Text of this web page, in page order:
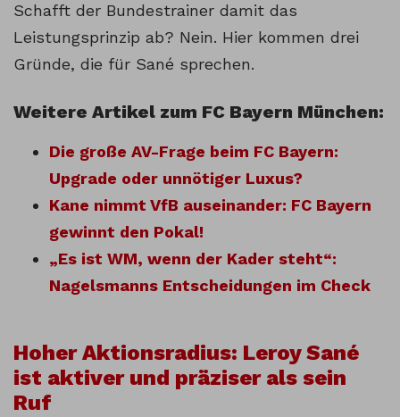
Schafft der Bundestrainer damit das
Leistungsprinzip ab? Nein. Hier kommen drei
Gründe, die für Sané sprechen.
Weitere Artikel zum FC Bayern München:
Die große AV-Frage beim FC Bayern:
Upgrade oder unnötiger Luxus?
Kane nimmt VfB auseinander: FC Bayern
gewinnt den Pokal!
„Es ist WM, wenn der Kader steht“:
Nagelsmanns Entscheidungen im Check
Hoher Aktionsradius: Leroy Sané
ist aktiver und präziser als sein
Ruf